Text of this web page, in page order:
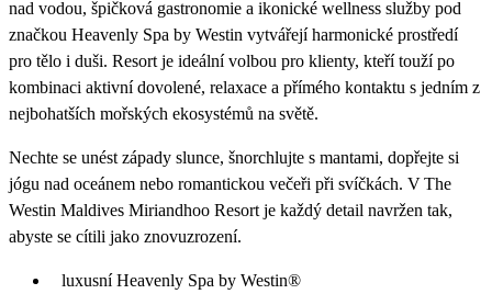
nad vodou, špičková gastronomie a ikonické wellness služby pod
značkou Heavenly Spa by Westin vytvářejí harmonické prostředí
pro tělo i duši. Resort je ideální volbou pro klienty, kteří touží po
kombinaci aktivní dovolené, relaxace a přímého kontaktu s jedním z
nejbohatších mořských ekosystémů na světě.
Nechte se unést západy slunce, šnorchlujte s mantami, dopřejte si
jógu nad oceánem nebo romantickou večeři při svíčkách. V The
Westin Maldives Miriandhoo Resort je každý detail navržen tak,
abyste se cítili jako znovuzrození.
luxusní Heavenly Spa by Westin®